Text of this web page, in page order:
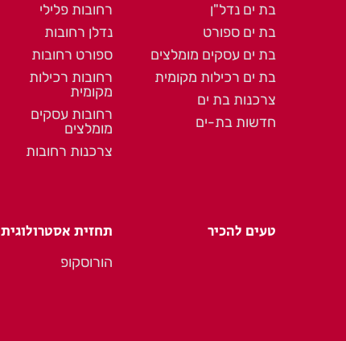
בת ים נדל"ן
בת ים ספורט
בת ים עסקים מומלצים
בת ים רכילות מקומית
צרכנות בת ים
חדשות בת-ים
רחובות פלילי
נדלן רחובות
ספורט רחובות
רחובות רכילות
מקומית
רחובות עסקים
מומלצים
צרכנות רחובות
טעים להכיר תחזית אסטרולוגית
הורוסקופ